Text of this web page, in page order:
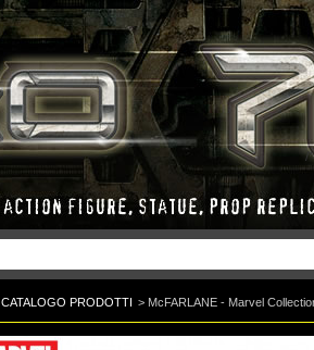
/
CATALOGO PRODOTTI > McFARLANE - Marvel